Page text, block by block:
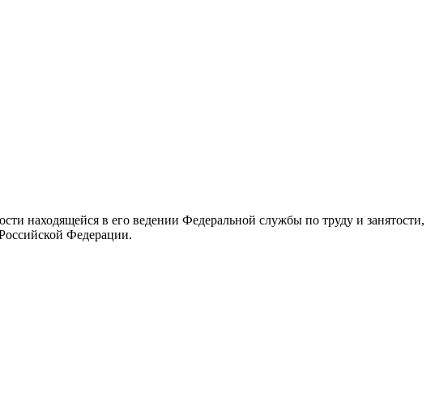
находящейся в его ведении Федеральной службы по труду и занятости,
Федерации.